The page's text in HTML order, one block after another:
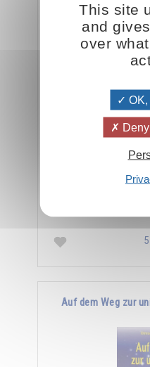
Das Ideal des
Man sagt, dass die
Auf dem Weg zur
This site
and
over